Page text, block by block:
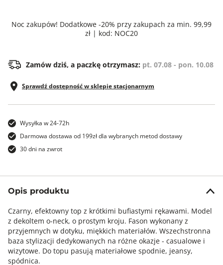
Noc zakupów! Dodatkowe -20% przy zakupach za min. 99,99
zł | kod: NOC20
Zamów dziś, a paczkę otrzymasz: pt. 07.08 - pon. 10.08
Sprawdź dostępność w sklepie stacjonarnym
Wysyłka w 24-72h
Darmowa dostawa od 199zł dla wybranych metod dostawy
30 dni na zwrot
Opis produktu
Czarny, efektowny top z krótkimi bufiastymi rękawami. Model
z dekoltem o-neck, o prostym kroju. Fason wykonany z
przyjemnych w dotyku, miękkich materiałów. Wszechstronna
baza stylizacji dedykowanych na różne okazje - casualowe i
wizytowe. Do topu pasują materiałowe spodnie, jeansy,
spódnica.